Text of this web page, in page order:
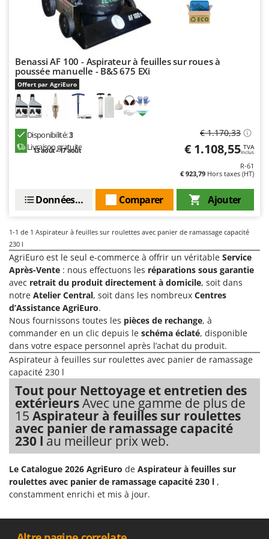
Désherbeurs thermiques et mécaniques
Déshumidificateurs
Draineuses
E
Échelles en aluminium
Effaroucheurs d'oiseaux
Effeuilleuses pour olives
Égreneuses à maïs
Électropompes pour la maison et le jardin
Éleveuses artificielles pour poussins
Enfouisseurs de pierres
Enrouleurs de filets pour olives
Équipements de protection des voies respiratoires
F
Fendeuses à bois
Filets pour la Récolte des olives
Filtres pour vin et huile
Floconneuses
Fouloirs - Égrappoirs
Fourches pour tracteur
Fours d'extérieur - intérieur pour pizza et cuisine
Fours électriques
Fraises à neige
Fraises rotatives pour tracteur
Friteuses sans huile
Bosch
Brumi
C
C.EL.ME.
Calory Forni
Campagnola
Campingaz
Castelgarden
Ceccato Olindo
Cofra
Comet
Cresco
Cruccolini
CTEK
D
Dal Degan
DCG
Deca
DeWalt
Di Martino
Diesse
Docma
Dreame
Benassi AF 100 - Aspirateur à feuilles sur roues à
poussée manuelle - B&S 675 EXi
Offert par AgriEuro
Disponibilité:3
Livraison gratuite
13 août - 17 août
€ 1.170,33
€ 1.108,55 TVA
Inclus
R-61
€ 923,79 Hors taxes (HT)
Ajouter
Comparer
Données techniques
1-1 de 1 Aspirateur à feuilles sur roulettes avec panier de ramassage capacité
230 l
AgriEuro est le seul e-commerce à offrir un véritable Service
Après-Vente : nous effectuons les réparations sous garantie
avec retrait du produit directement à domicile, soit dans
notre Atelier Central, soit dans les nombreux Centres
d’Assistance AgriEuro.
Nous fournissons toutes les pièces de rechange, à
commander en un clic depuis le schéma éclaté, disponible
dans votre espace personnel après l’achat du produit.
Aspirateur à feuilles sur roulettes avec panier de ramassage
capacité 230 l
Tout pour Nettoyage et entretien des
extérieursAvec une gamme de plus de
15 Aspirateur à feuilles sur roulettes
avec panier de ramassage capacité
230 l au meilleur prix web.
Le Catalogue 2026 AgriEuro de Aspirateur à feuilles sur
roulettes avec panier de ramassage capacité 230 l ,
constamment enrichi et mis à jour.